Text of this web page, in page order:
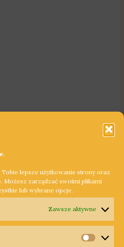
lepsze użytkowanie strony oraz
Możesz zarządzać swoimi plikami
lub wybrane opcje.
Zawsze aktywne